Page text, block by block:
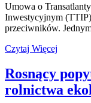
Umowa o
Inwestycyjnym
przeciwników.
Czytaj Więcej
Rosnący
rolnictwa